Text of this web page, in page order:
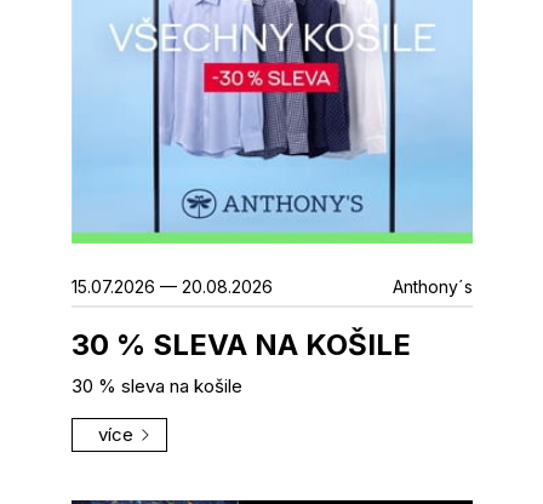
15.07.2026 — 20.08.2026 Anthony´s
30 % SLEVA NA KOŠILE
30 % sleva na košile
více